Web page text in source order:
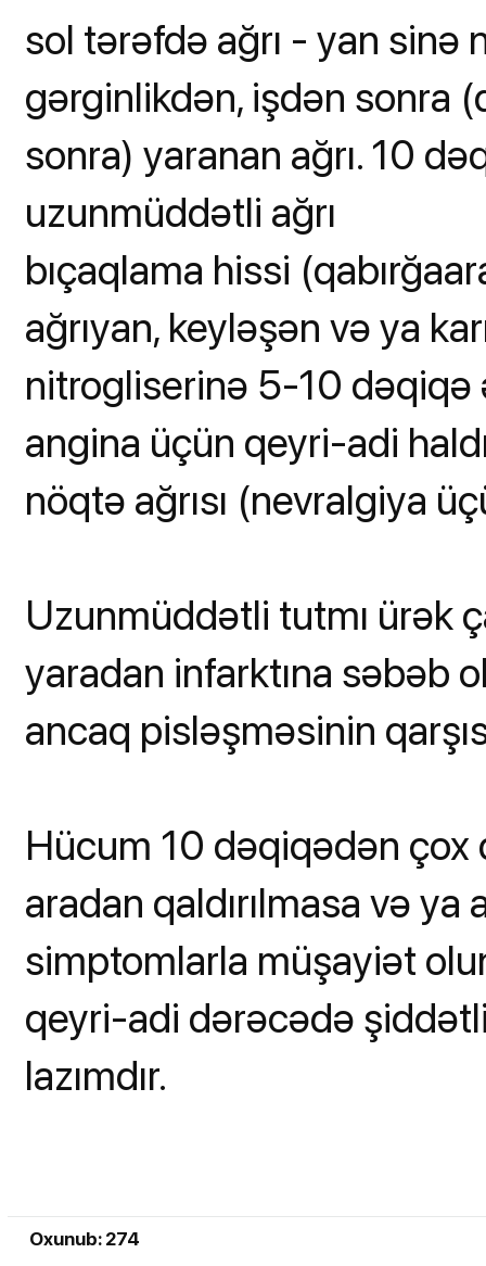
sol tərəfdə ağrı - yan sinə
gərginlikdən, işdən sonra
sonra) yaranan ağrı. 10
uzunmüddətli ağrı
bıçaqlama hissi
ağrıyan, keyləşən və ya
nitrogliserinə 5-10 dəqiqə
angina üçün qeyri-adi
nöqtə ağrısı (nevralgiya
Uzunmüddətli tutmı ürək
yaradan infarktına səbəb
ancaq pisləşməsinin
Hücum 10 dəqiqədən
aradan qaldırılmasa və ya
simptomlarla müşayiət
qeyri-adi dərəcədə
lazımdır.
Oxunub: 274